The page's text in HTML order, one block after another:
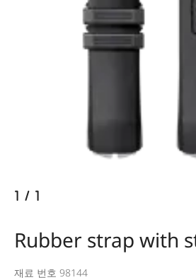
1 / 1
Rubber strap with
재료 번호 98144